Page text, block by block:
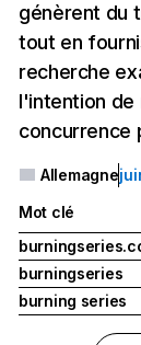
génèrent du
tout en
recherche
l'intention de
concurrence
Allemagne
Mot clé
burningseries
burning series